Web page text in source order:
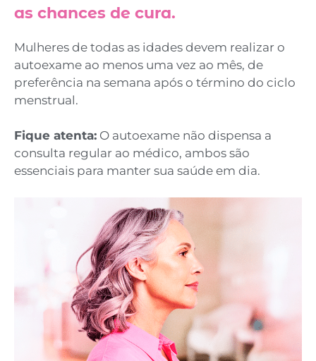
as chances de cura.
Mulheres de todas as idades devem realizar o
autoexame ao menos uma vez ao mês, de
preferência na semana após o término do ciclo
menstrual.
Fique atenta: O autoexame não dispensa a
consulta regular ao médico, ambos são
essenciais para manter sua saúde em dia.